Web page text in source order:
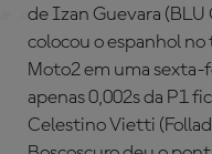
de Izan Guevara (BLU
colocou o espanhol
Moto2 em uma
apenas 0,002s da P1
Celestino Vietti